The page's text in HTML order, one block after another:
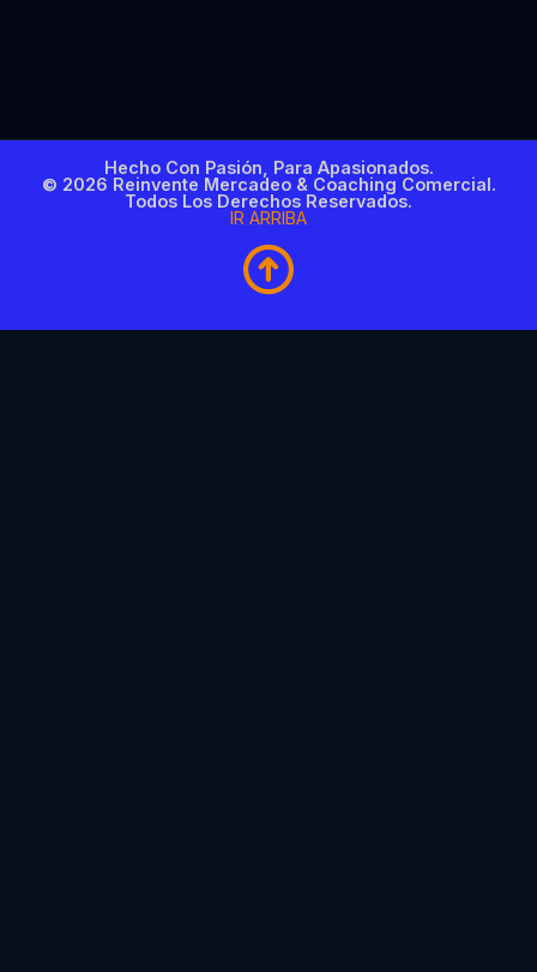
Hecho Con Pasión, Para Apasionados.
© 2026 Reinvente Mercadeo & Coaching Comercial.
Todos Los Derechos Reservados.
IR ARRIBA